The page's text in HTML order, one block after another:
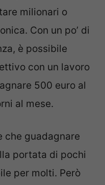
milionari o
Con un po’ di
è possibile
con un lavoro
500 euro al
al mese.
che guadagnare
portata di pochi
per molti. Però